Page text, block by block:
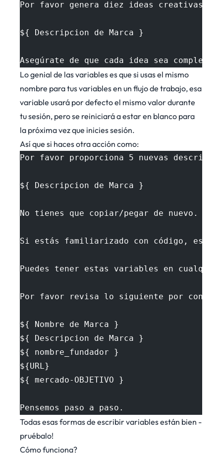
Por favor genera diez ideas creativas
${ Descripcion de Marca }
Asegúrate de que cada idea sea
Lo genial de las variables es que si usas el mismo
nombre para tus variables en un flujo de trabajo, esa
variable usará por defecto el mismo valor durante
tu sesión, pero se reiniciará a estar en blanco para
la próxima vez que inicies sesión.
Así que si haces otra acción como:
Por favor proporciona 5 nuevas
${ Descripcion de Marca }
No tienes que copiar/pegar de nuevo.
Si estás familiarizado con código, esta
Puedes tener estas variables en
Por favor revisa lo siguiente por
${ Nombre de Marca }
${ Descripcion de Marca }
${ nombre_fundador }
${URL}
${ mercado-OBJETIVO }
Pensemos paso a paso.
Todas esas formas de escribir variables están bien -
pruébalo!
Cómo funciona?